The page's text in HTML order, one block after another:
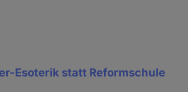
Esoterik statt Reformschule